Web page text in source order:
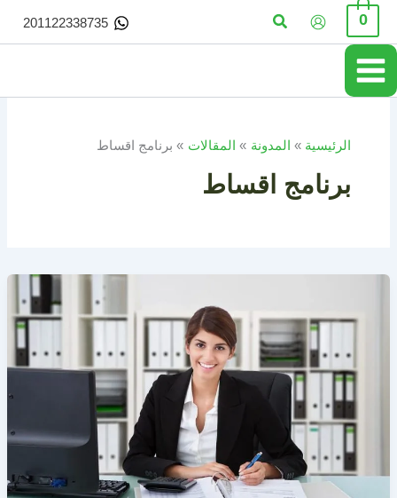
تخطي
المحتوى
0 البحث 201122338735
الرئيسية المدونة المقالات برنامج اقساط
برنامج اقساط